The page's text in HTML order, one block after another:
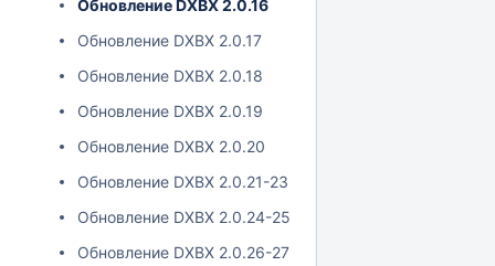
Обновление DXBX 2.0.16
Обновление DXBX 2.0.17
Обновление DXBX 2.0.18
Обновление DXBX 2.0.19
Обновление DXBX 2.0.20
Обновление DXBX 2.0.21-23
Обновление DXBX 2.0.24-25
Обновление DXBX 2.0.26-27